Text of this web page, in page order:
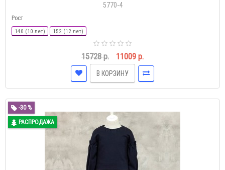
5770-4
Рост
140 (10 лет) 152 (12 лет)
15728 р. 11009 р.
В КОРЗИНУ
-30 %
РАСПРОДАЖА